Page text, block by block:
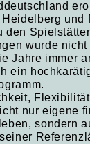
und
den
wurde
Jahre immer
ein
nur eigene
sondern